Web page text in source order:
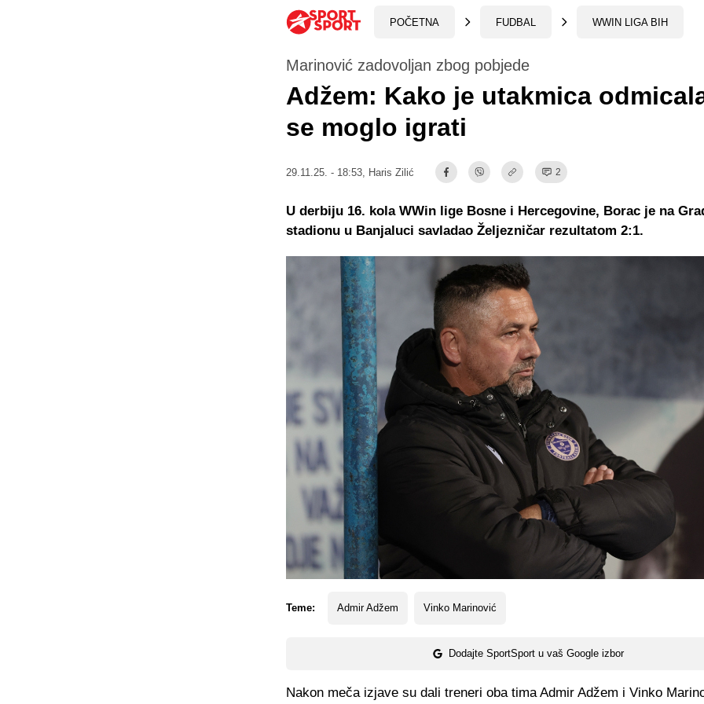
POČETNA FUDBAL WWIN LIGA BIH
Marinović zadovoljan zbog pobjede
Adžem: Kako je utakmica
se moglo igrati
29.11.25. - 18:53, Haris Zilić 2
Teme: Admir Adžem Vinko Marinović
Dodajte SportSport u vaš Google izbor
U derbiju 16. kola WWin lige Bosne i Hercegovine, Borac je na
stadionu u Banjaluci savladao Željezničar rezultatom 2:1.
Nakon meča izjave su dali treneri oba tima Admir Adžem i Vinko